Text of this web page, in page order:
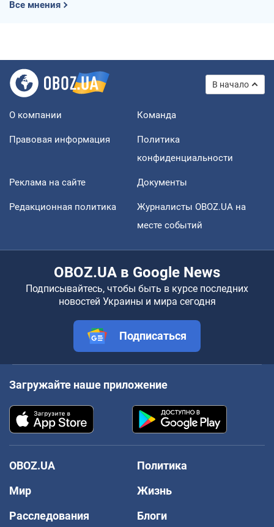
Все мнения
В начало
О компании Команда
Правовая информация
Политика
конфиденциальности
Реклама на сайте Документы
Редакционная политика
Журналисты OBOZ.UA на
месте событий
OBOZ.UA в Google News
Подписывайтесь, чтобы быть в курсе последних
новостей Украины и мира сегодня
Подписаться
Загружайте наше приложение
OBOZ.UA
Политика
Мир
Жизнь
Расследования
Блоги